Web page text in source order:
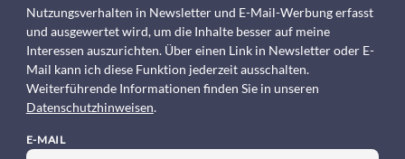
Nutzungsverhalten in Newsletter und E-Mail-Werbung erfasst
und ausgewertet wird, um die Inhalte besser auf meine
Interessen auszurichten. Über einen Link in Newsletter oder E-
Mail kann ich diese Funktion jederzeit ausschalten.
Weiterführende Informationen finden Sie in unseren
Datenschutzhinweisen.
E-MAIL